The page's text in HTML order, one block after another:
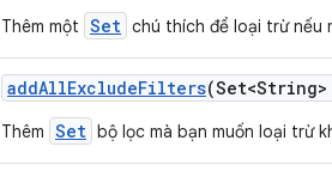
Thêm một Set chú thích để loại trừ nếu
addAllExcludeFilters
Thêm Set bộ lọc mà bạn muốn loại trừ